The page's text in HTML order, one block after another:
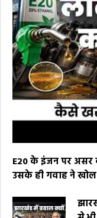
E20 के इंजन पर
उसके ही गवाह ने खोल